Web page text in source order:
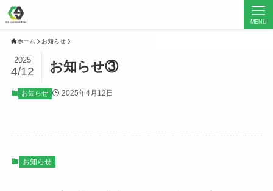
MENU
ホーム お知らせ
お知らせ③
2025
4/12
お知らせ 2025年4月12日
お知らせ